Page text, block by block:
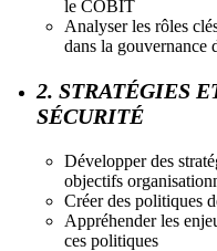
le COBIT
Analyser les rôles
dans la gouvernance
2. STRATÉGIES
SÉCURITÉ
Développer des
objectifs
Créer des politiques
Appréhender les
ces politiques